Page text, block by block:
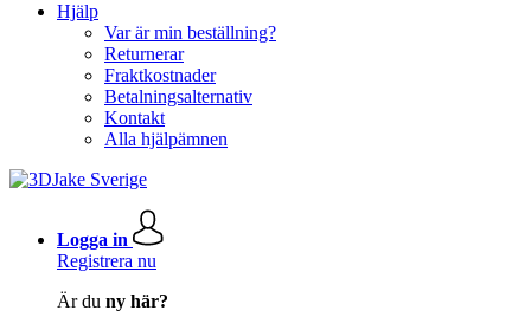
Hjälp
Var är min beställning?
Returnerar
Fraktkostnader
Betalningsalternativ
Kontakt
Alla hjälpämnen
Logga in
Registrera nu
Är du ny här?